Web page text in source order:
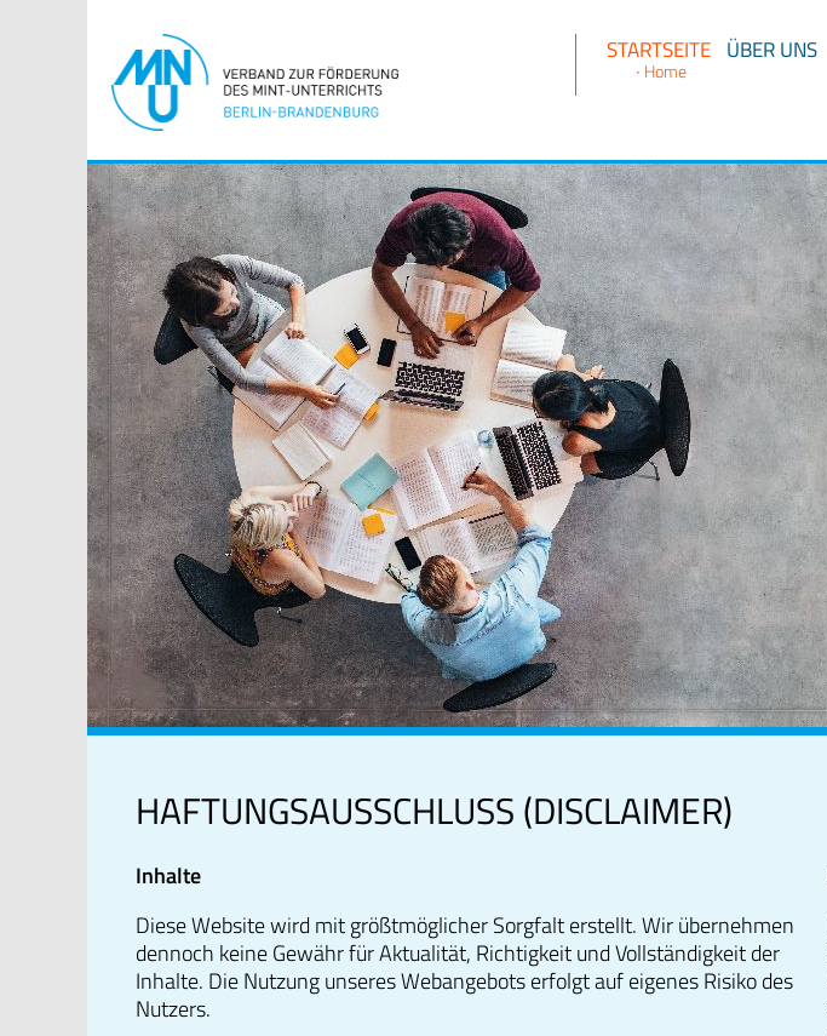
Home
STARTSEITE ÜBER UNS
HAFTUNGSAUSSCHLUSS (DISCLAIMER)
Inhalte
Diese Website wird mit größtmöglicher Sorgfalt erstellt. Wir übernehmen
dennoch keine Gewähr für Aktualität, Richtigkeit und Vollständigkeit der
Inhalte. Die Nutzung unseres Webangebots erfolgt auf eigenes Risiko des
Nutzers.